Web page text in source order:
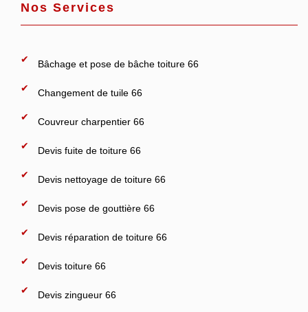
Nos Services
Bâchage et pose de bâche toiture 66
Changement de tuile 66
Couvreur charpentier 66
Devis fuite de toiture 66
Devis nettoyage de toiture 66
Devis pose de gouttière 66
Devis réparation de toiture 66
Devis toiture 66
Devis zingueur 66